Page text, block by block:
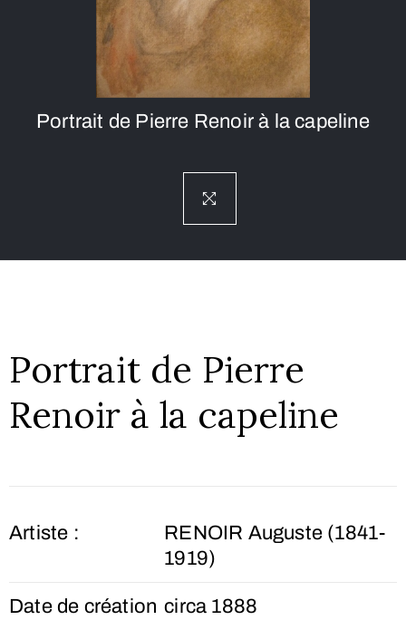
Portrait de Pierre Renoir à la capeline
Portrait de Pierre
Renoir à la capeline
Artiste :
RENOIR Auguste (1841-
1919)
Date de création circa 1888